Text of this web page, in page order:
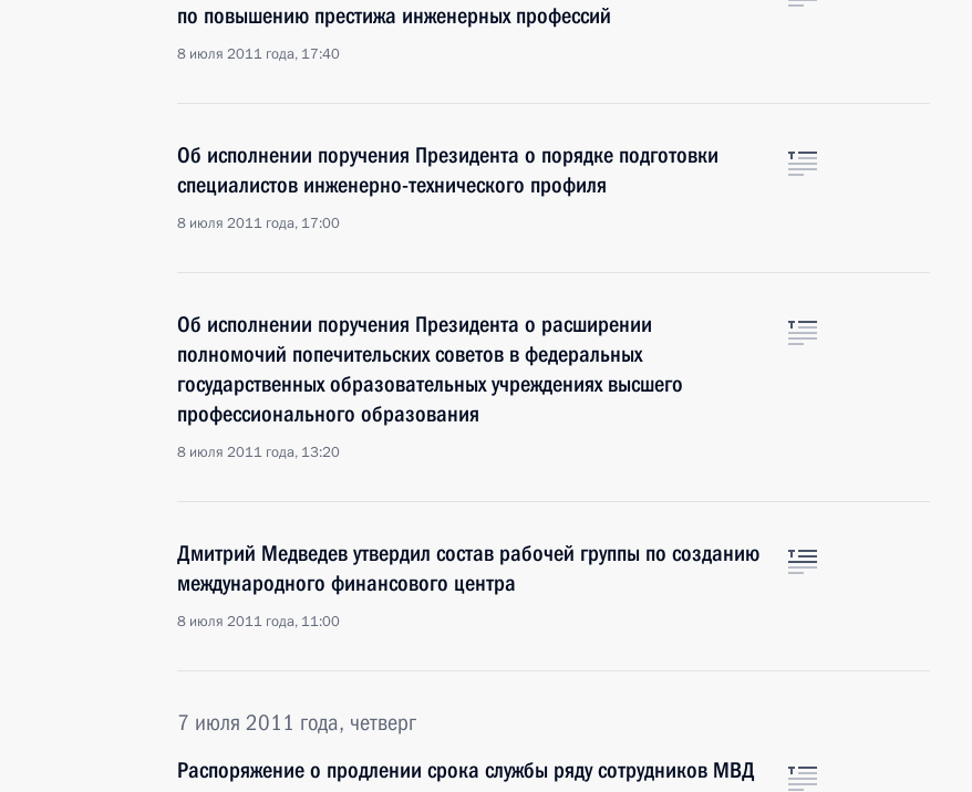
по повышению престижа инженерных профессий
8 июля 2011 года, 17:40
Об исполнении поручения Президента о порядке подготовки
специалистов инженерно-технического профиля
8 июля 2011 года, 17:00
Об исполнении поручения Президента о расширении
полномочий попечительских советов в федеральных
государственных образовательных учреждениях высшего
профессионального образования
8 июля 2011 года, 13:20
Дмитрий Медведев утвердил состав рабочей группы по созданию
международного финансового центра
8 июля 2011 года, 11:00
7 июля 2011 года, четверг
Распоряжение о продлении срока службы ряду сотрудников МВД